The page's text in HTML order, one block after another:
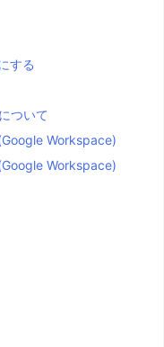
する
ついて
Workspace)
Workspace)